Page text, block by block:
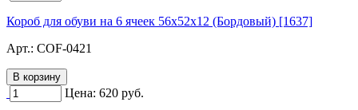
Короб для обуви на 6 ячеек 56х52х12 (Бордовый) [1637]
Арт.: COF-0421
Цена: 620 руб.